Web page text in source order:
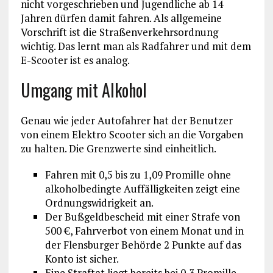
nicht vorgeschrieben und Jugendliche ab 14
Jahren dürfen damit fahren. Als allgemeine
Vorschrift ist die Straßenverkehrsordnung
wichtig. Das lernt man als Radfahrer und mit dem
E-Scooter ist es analog.
Umgang mit Alkohol
Genau wie jeder Autofahrer hat der Benutzer
von einem Elektro Scooter sich an die Vorgaben
zu halten. Die Grenzwerte sind einheitlich.
Fahren mit 0,5 bis zu 1,09 Promille ohne
alkoholbedingte Auffälligkeiten zeigt eine
Ordnungswidrigkeit an.
Der Bußgeldbescheid mit einer Strafe von
500 €, Fahrverbot von einem Monat und in
der Flensburger Behörde 2 Punkte auf das
Konto ist sicher.